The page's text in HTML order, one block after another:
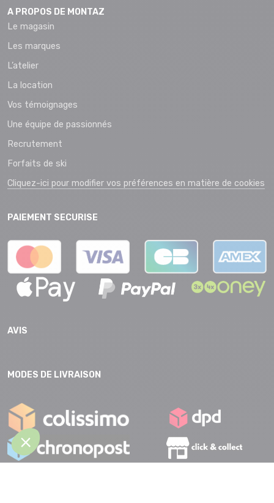
A PROPOS DE MONTAZ
Le magasin
Les marques
L’atelier
La location
Vos témoignages
Une équipe de passionnés
Recrutement
Forfaits de ski
Cliquez-ici pour modifier vos préférences en matière de cookies
PAIEMENT SECURISE
AVIS
MODES DE LIVRAISON